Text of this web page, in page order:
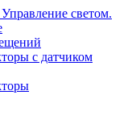
светом.
с датчиком